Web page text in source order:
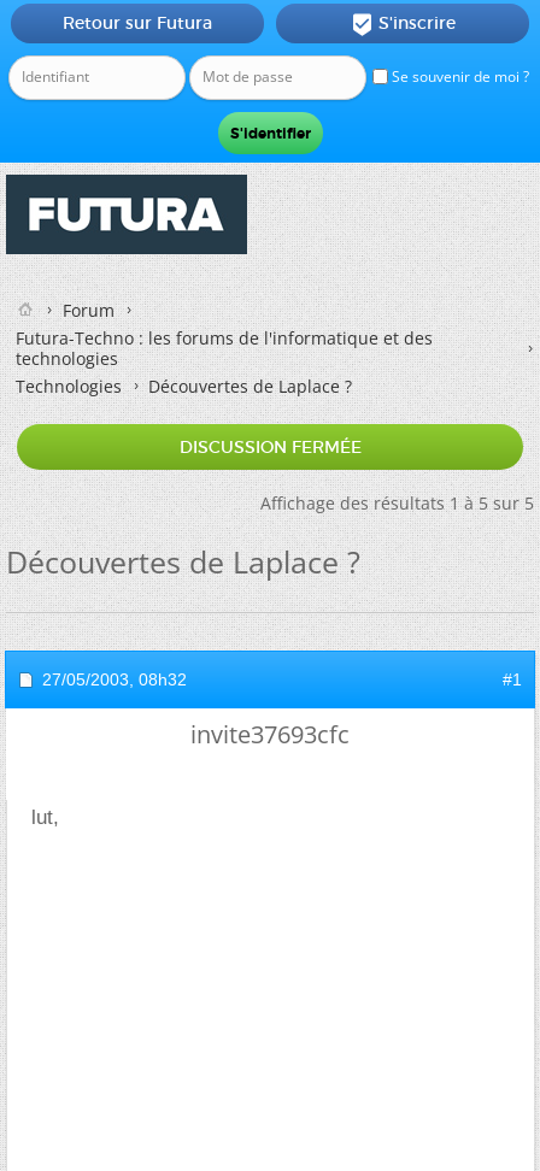
Se souvenir de moi ?
Retour sur Futura  S'inscrire
Forum
Futura-Techno : les forums de l'informatique et des
technologies
Technologies
Découvertes de Laplace ?
DISCUSSION FERMÉE
Affichage des résultats 1 à 5 sur 5
Découvertes de Laplace ?
27/05/2003, 08h32 #1
invite37693cfc
lut,